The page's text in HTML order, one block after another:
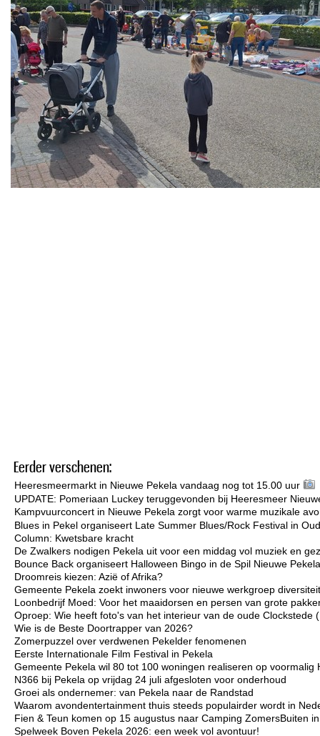
Eerder verschenen:
Heeresmeermarkt in Nieuwe Pekela vandaag nog tot 15.00 uur
UPDATE: Pomeriaan Luckey teruggevonden bij Heeresmeer
Kampvuurconcert in Nieuwe Pekela zorgt voor warme muzikale
Blues in Pekel organiseert Late Summer Blues/Rock Festival in
Column: Kwetsbare kracht
De Zwalkers nodigen Pekela uit voor een middag vol muziek en
Bounce Back organiseert Halloween Bingo in de Spil Nieuwe Pekela
Droomreis kiezen: Azië of Afrika?
Gemeente Pekela zoekt inwoners voor nieuwe werkgroep
Loonbedrijf Moed: Voor het maaidorsen en persen van grote
Oproep: Wie heeft foto's van het interieur van de oude Clockstede
Wie is de Beste Doortrapper van 2026?
Zomerpuzzel over verdwenen Pekelder fenomenen
Eerste Internationale Film Festival in Pekela
Gemeente Pekela wil 80 tot 100 woningen realiseren op voormalig
N366 bij Pekela op vrijdag 24 juli afgesloten voor onderhoud
Groei als ondernemer: van Pekela naar de Randstad
Waarom avondentertainment thuis steeds populairder wordt in
Fien & Teun komen op 15 augustus naar Camping ZomersBuiten
Spelweek Boven Pekela 2026: een week vol avontuur!